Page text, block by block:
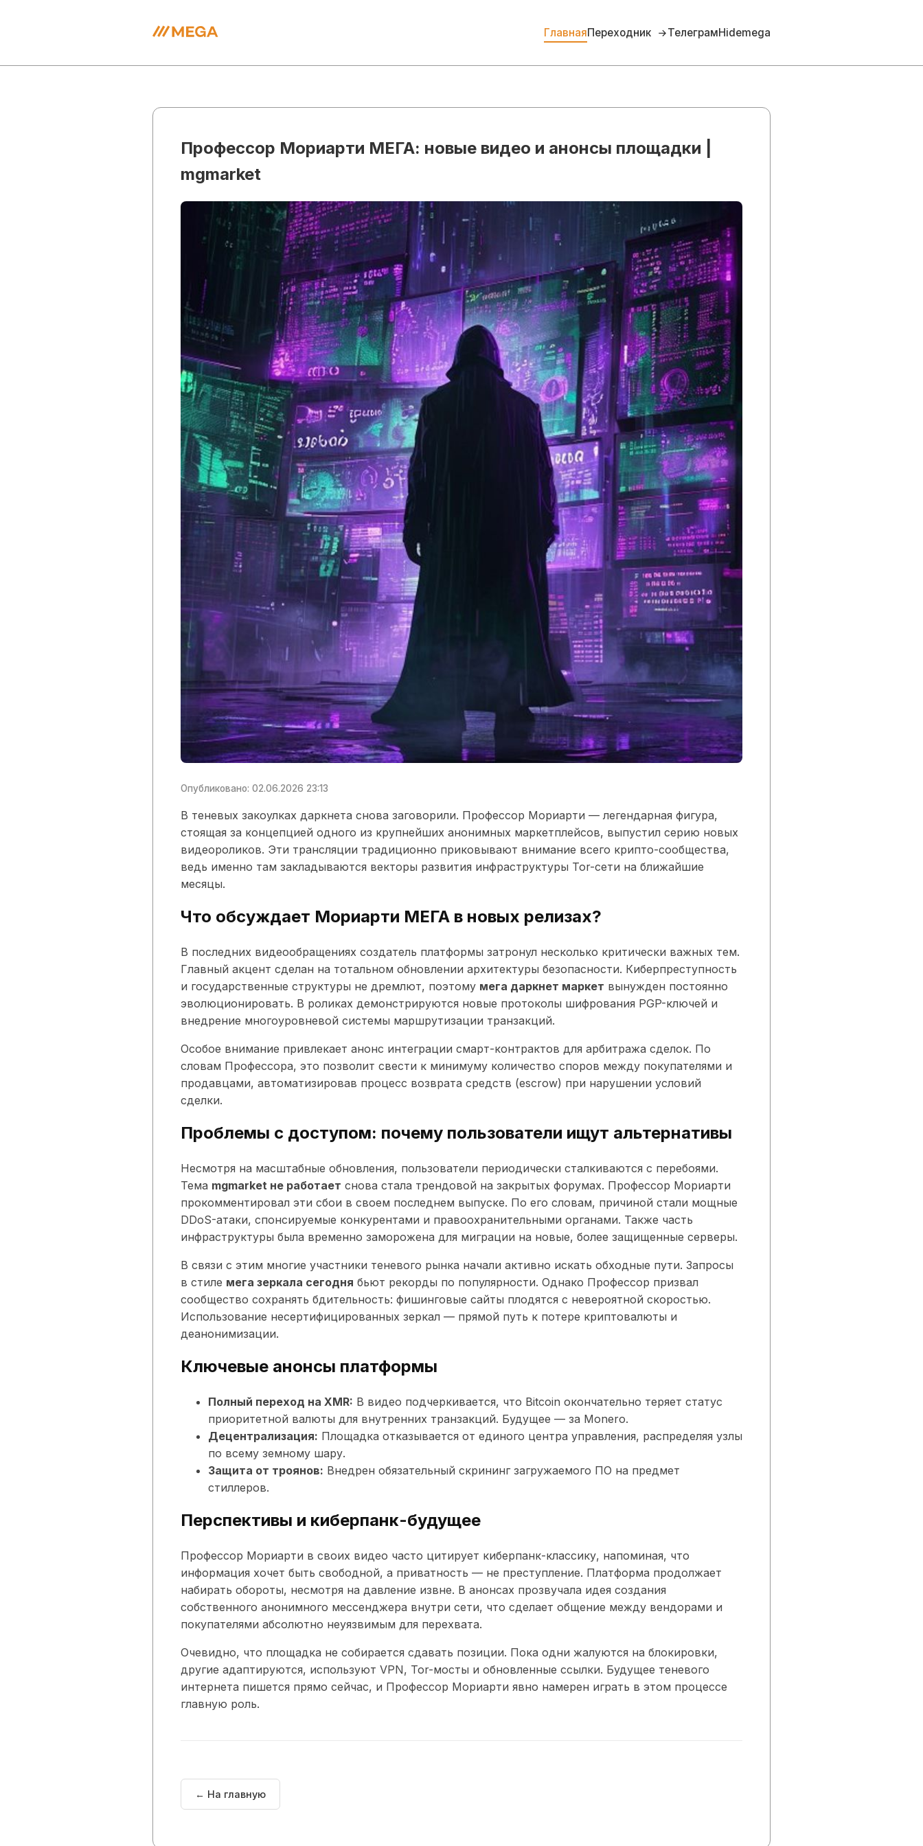
ГлавнаяПереходник ТелеграмHidemega
Профессор Мориарти МЕГА: новые видео и анонсы площадки |
mgmarket
Опубликовано: 02.06.2026 23:13
В теневых закоулках даркнета снова заговорили. Профессор Мориарти — легендарная фигура,
стоящая за концепцией одного из крупнейших анонимных маркетплейсов, выпустил серию новых
видеороликов. Эти трансляции традиционно приковывают внимание всего крипто-сообщества,
ведь именно там закладываются векторы развития инфраструктуры Tor-сети на ближайшие
месяцы.
Что обсуждает Мориарти МЕГА в новых релизах?
В последних видеообращениях создатель платформы затронул несколько критически важных тем.
Главный акцент сделан на тотальном обновлении архитектуры безопасности. Киберпреступность
и государственные структуры не дремлют, поэтому мега даркнет маркет вынужден постоянно
эволюционировать. В роликах демонстрируются новые протоколы шифрования PGP-ключей и
внедрение многоуровневой системы маршрутизации транзакций.
Особое внимание привлекает анонс интеграции смарт-контрактов для арбитража сделок. По
словам Профессора, это позволит свести к минимуму количество споров между покупателями и
продавцами, автоматизировав процесс возврата средств (escrow) при нарушении условий
сделки.
Проблемы с доступом: почему пользователи ищут альтернативы
Несмотря на масштабные обновления, пользователи периодически сталкиваются с перебоями.
Тема mgmarket не работает снова стала трендовой на закрытых форумах. Профессор Мориарти
прокомментировал эти сбои в своем последнем выпуске. По его словам, причиной стали мощные
DDoS-атаки, спонсируемые конкурентами и правоохранительными органами. Также часть
инфраструктуры была временно заморожена для миграции на новые, более защищенные серверы.
В связи с этим многие участники теневого рынка начали активно искать обходные пути. Запросы
в стиле мега зеркала сегодня бьют рекорды по популярности. Однако Профессор призвал
сообщество сохранять бдительность: фишинговые сайты плодятся с невероятной скоростью.
Использование несертифицированных зеркал — прямой путь к потере криптовалюты и
деанонимизации.
Ключевые анонсы платформы
Полный переход на XMR: В видео подчеркивается, что Bitcoin окончательно теряет статус
приоритетной валюты для внутренних транзакций. Будущее — за Monero.
Децентрализация: Площадка отказывается от единого центра управления, распределяя узлы
по всему земному шару.
Защита от троянов: Внедрен обязательный скрининг загружаемого ПО на предмет
стиллеров.
Перспективы и киберпанк-будущее
Профессор Мориарти в своих видео часто цитирует киберпанк-классику, напоминая, что
информация хочет быть свободной, а приватность — не преступление. Платформа продолжает
набирать обороты, несмотря на давление извне. В анонсах прозвучала идея создания
собственного анонимного мессенджера внутри сети, что сделает общение между вендорами и
покупателями абсолютно неуязвимым для перехвата.
Очевидно, что площадка не собирается сдавать позиции. Пока одни жалуются на блокировки,
другие адаптируются, используют VPN, Tor-мосты и обновленные ссылки. Будущее теневого
интернета пишется прямо сейчас, и Профессор Мориарти явно намерен играть в этом процессе
главную роль.
← На главную